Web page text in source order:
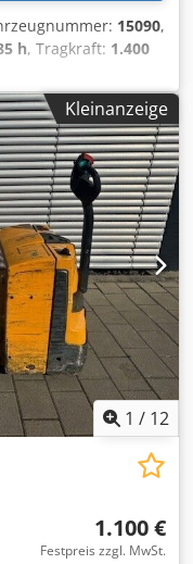
15090,
h, Tragkraft: 1.400
elektrisch,
, Batteriespannung:
2.340 kg,
91095218
2017)
Kleinanzeige
1 / 12
1.100 €
Festpreis zzgl. MwSt.